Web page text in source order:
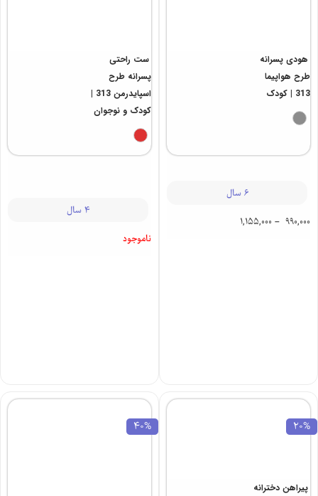
هودی پسرانه
طرح هواپیما
313 | کودک
6 سال
990,000
–
1,155,000
ست راحتی
پسرانه طرح
اسپایدرمن 313 |
کودک و نوجوان
4 سال
ناموجود
20%
پیراهن دخترانه
40%